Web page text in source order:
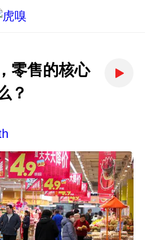
零售的核心
？